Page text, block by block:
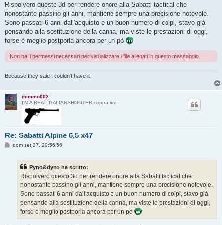
s
a
g
i
o
Rispolvero questo 3d per rendere onore alla Sabatti tactical che
nonostante passino gli anni, mantiene sempre una precisione notevole.
Sono passati 6 anni dall'acquisto e un buon numero di colpi, stavo già
pensando alla sostituzione della canna, ma viste le prestazioni di oggi,
forse è meglio postporla ancora per un pò
Non hai i permessi necessari per visualizzare i file allegati in questo messaggio.
Because they said I couldn't have it
mimmo002
I'M A REAL ITALIANSHOOTER-coppa oro
Re: Sabatti Alpine 6,5 x47
Mdom set 27, 20:56:56
Pyno&dyno ha scritto:
Rispolvero questo 3d per rendere onore alla Sabatti tactical che
nonostante passino gli anni, mantiene sempre una precisione notevole.
Sono passati 6 anni dall'acquisto e un buon numero di colpi, stavo già
pensando alla sostituzione della canna, ma viste le prestazioni di oggi,
forse è meglio postporla ancora per un pò